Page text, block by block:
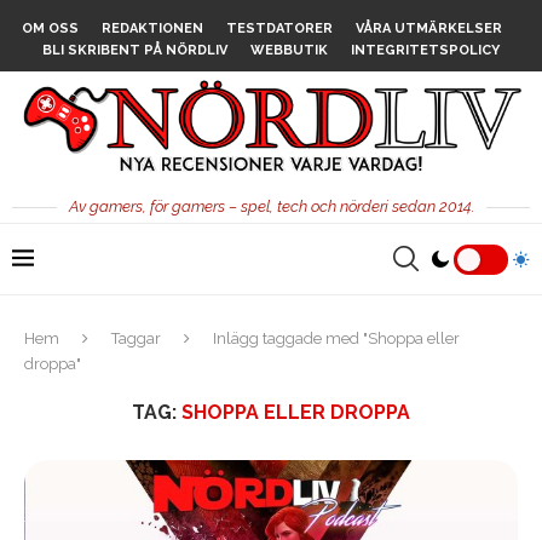
OM OSS REDAKTIONEN TESTDATORER
VÅRA UTMÄRKELSER
BLI SKRIBENT PÅ NÖRDLIV
WEBBUTIK INTEGRITETSPOLICY
Av gamers, för gamers – spel, tech och nörderi sedan 2014.
Hem Taggar
Inlägg taggade med "Shoppa eller
droppa"
TAG: SHOPPA ELLER DROPPA